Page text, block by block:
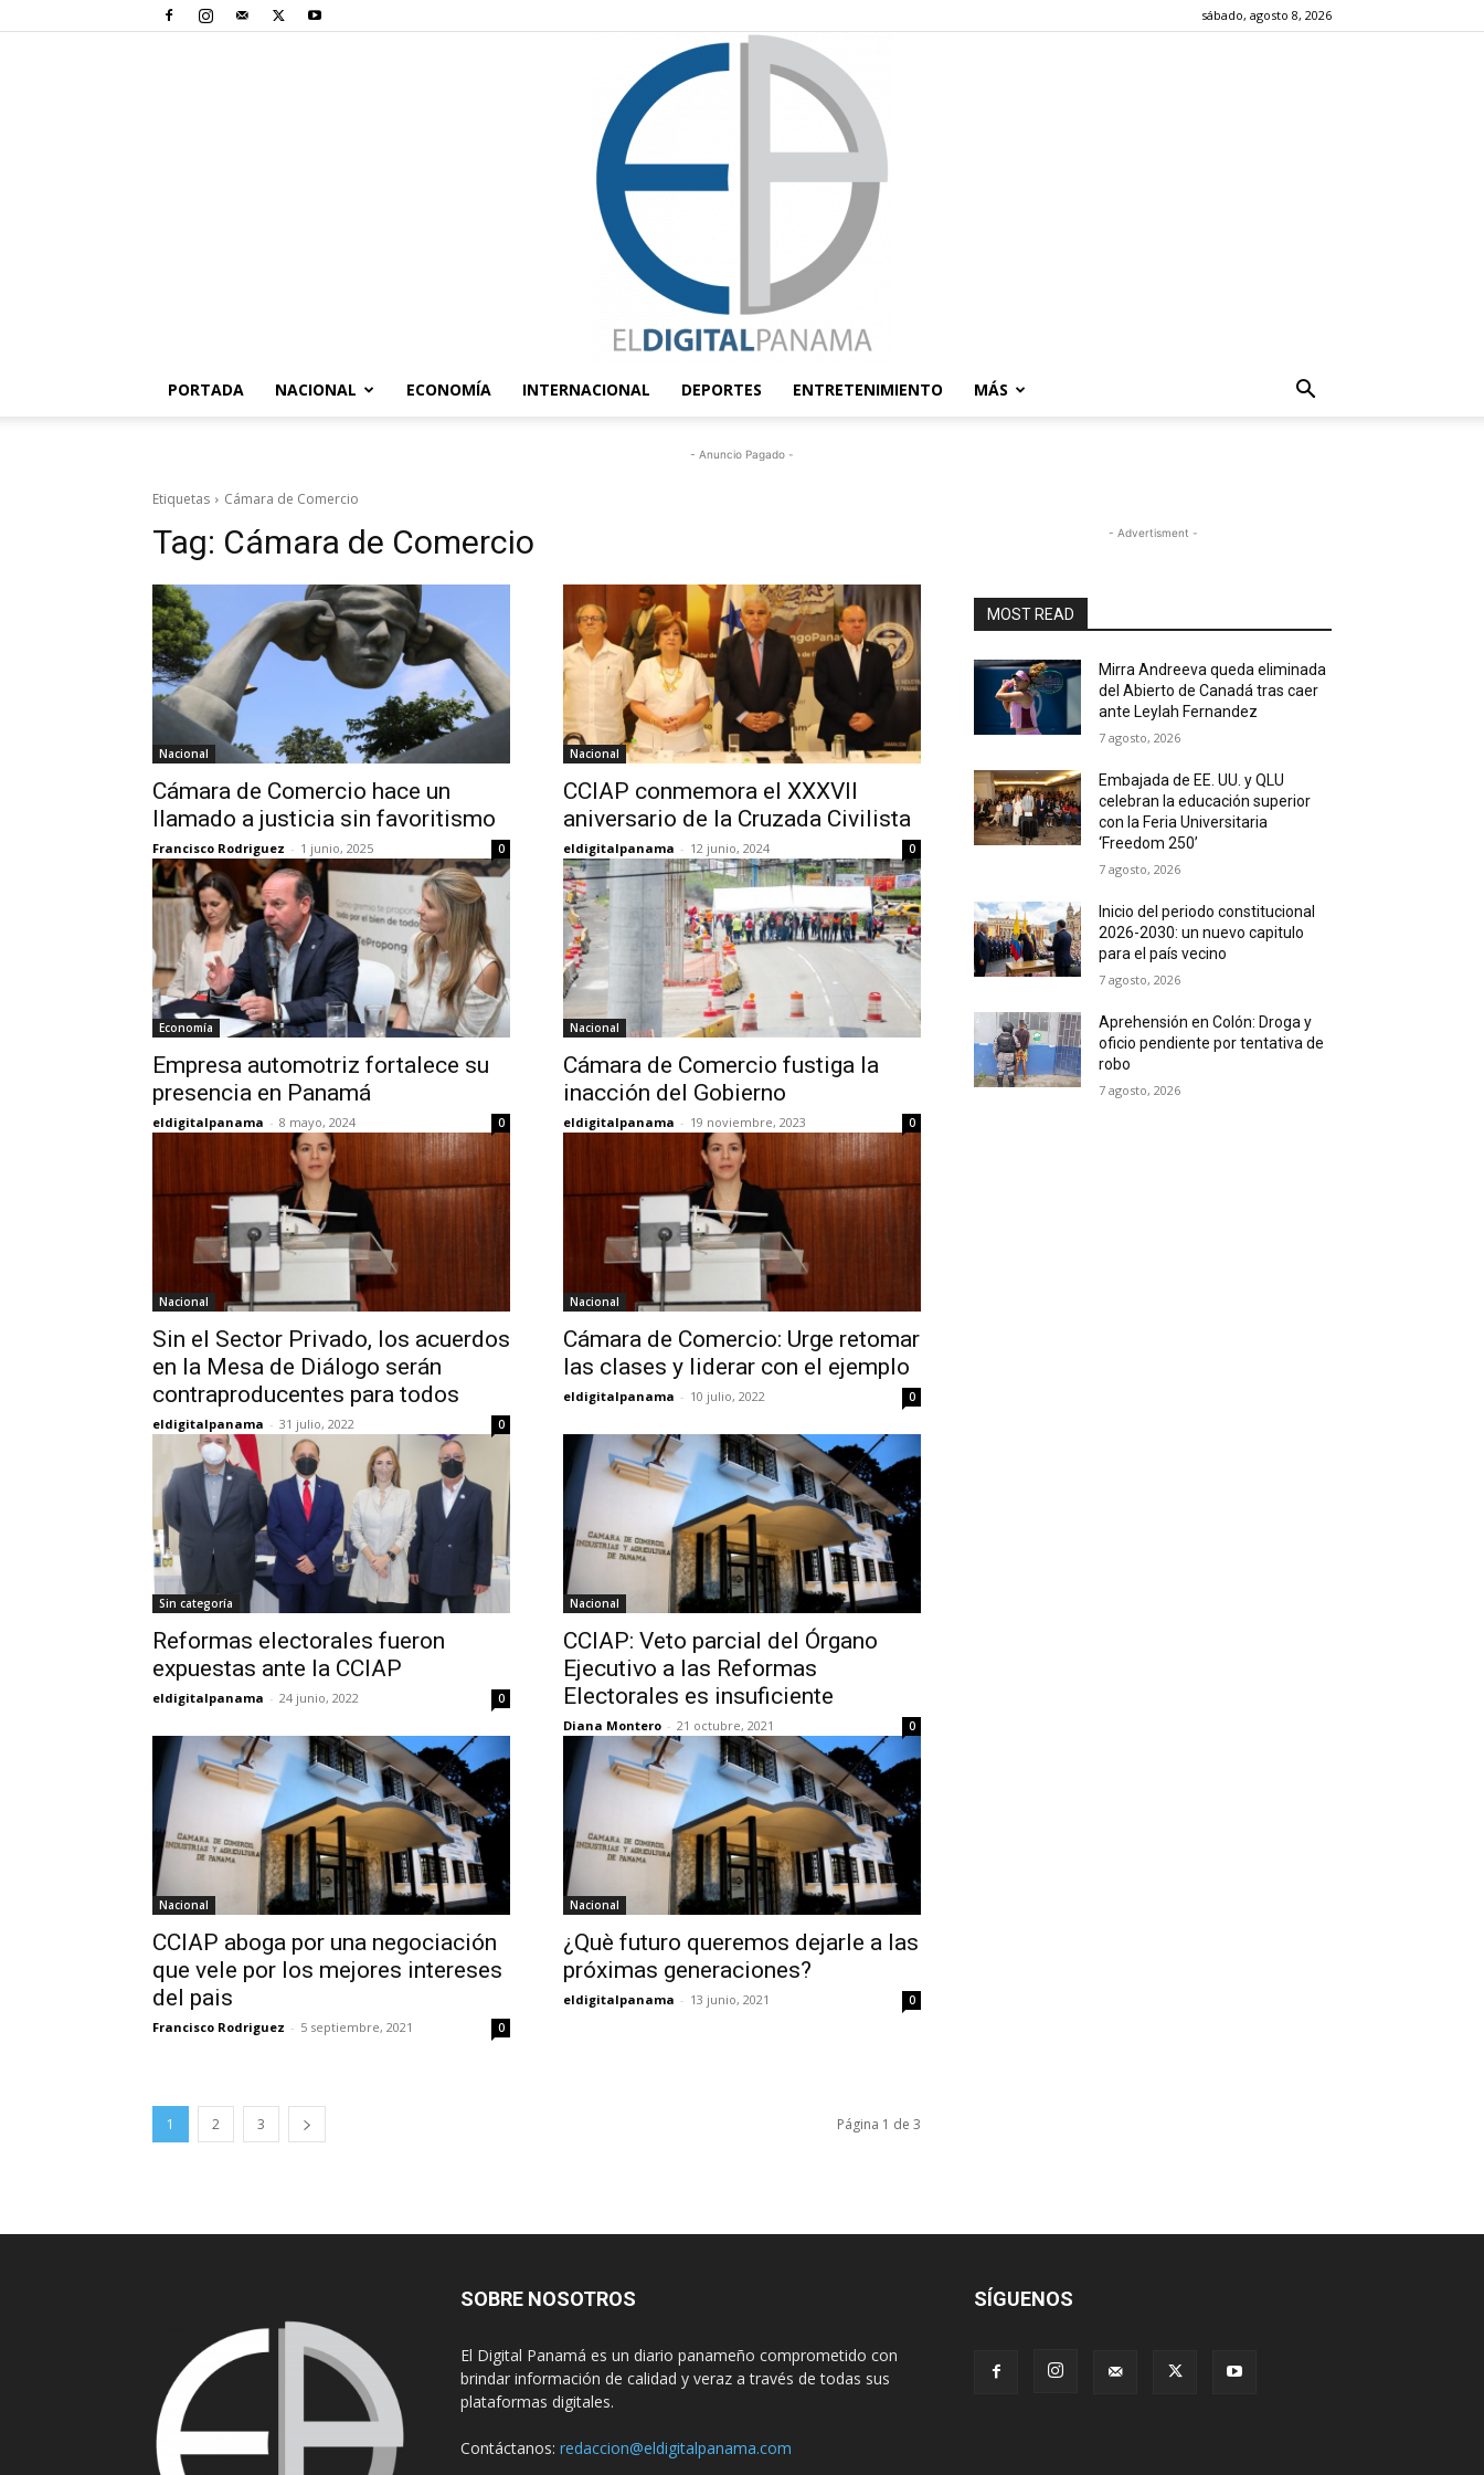
sábado, agosto 8, 2026
Panamá
PORTADA NACIONAL ECONOMÍA INTERNACIONAL DEPORTES ENTRETENIMIENTO MÁS
- Anuncio Pagado -
Etiquetas Cámara de Comercio
Tag: Cámara de Comercio
Nacional
Cámara de Comercio hace un
llamado a justicia sin favoritismo
Francisco Rodriguez - 1 junio, 2025 0
Nacional
CCIAP conmemora el XXXVII
aniversario de la Cruzada Civilista
eldigitalpanama - 12 junio, 2024 0
Economía
Empresa automotriz fortalece su
presencia en Panamá
eldigitalpanama - 8 mayo, 2024 0
Nacional
Cámara de Comercio fustiga la
inacción del Gobierno
eldigitalpanama - 19 noviembre, 2023 0
Nacional
Sin el Sector Privado, los acuerdos
en la Mesa de Diálogo serán
contraproducentes para todos
eldigitalpanama - 31 julio, 2022 0
Nacional
Cámara de Comercio: Urge retomar
las clases y liderar con el ejemplo
eldigitalpanama - 10 julio, 2022 0
Sin categoría
Reformas electorales fueron
expuestas ante la CCIAP
eldigitalpanama - 24 junio, 2022 0
Nacional
CCIAP: Veto parcial del Órgano
Ejecutivo a las Reformas
Electorales es insuficiente
Diana Montero - 21 octubre, 2021 0
Nacional
CCIAP aboga por una negociación
que vele por los mejores intereses
del pais
Francisco Rodriguez - 5 septiembre, 2021 0
Nacional
¿Què futuro queremos dejarle a las
próximas generaciones?
eldigitalpanama - 13 junio, 2021 0
1 2 3 Página 1 de 3
- Advertisment -
MOST READ
Mirra Andreeva queda eliminada
del Abierto de Canadá tras caer
ante Leylah Fernandez
7 agosto, 2026
Embajada de EE. UU. y QLU
celebran la educación superior
con la Feria Universitaria
‘Freedom 250’
7 agosto, 2026
Inicio del periodo constitucional
2026-2030: un nuevo capitulo
para el país vecino
7 agosto, 2026
Aprehensión en Colón: Droga y
oficio pendiente por tentativa de
robo
7 agosto, 2026
SOBRE NOSOTROS
El Digital Panamá es un diario panameño comprometido con
brindar información de calidad y veraz a través de todas sus
plataformas digitales.
Contáctanos: redaccion@eldigitalpanama.com
SÍGUENOS